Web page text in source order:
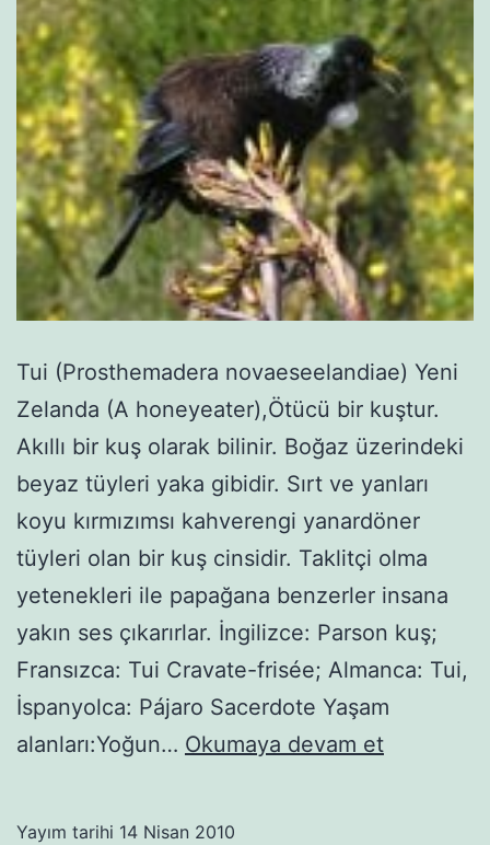
Tui (Prosthemadera novaeseelandiae) Yeni
Zelanda (A honeyeater),Ötücü bir kuştur.
Akıllı bir kuş olarak bilinir. Boğaz üzerindeki
beyaz tüyleri yaka gibidir. Sırt ve yanları
koyu kırmızımsı kahverengi yanardöner
tüyleri olan bir kuş cinsidir. Taklitçi olma
yetenekleri ile papağana benzerler insana
yakın ses çıkarırlar. İngilizce: Parson kuş;
Fransızca: Tui Cravate-frisée; Almanca: Tui,
İspanyolca: Pájaro Sacerdote Yaşam
alanları:Yoğun… Okumaya devam etTui
Yayım tarihi 14 Nisan 2010